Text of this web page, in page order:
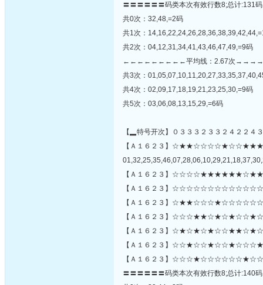
〓〓〓〓〓〓码类本次有效行数8;总计:131
共0次：32,48,=2码
共1次：
共2次：04,12,31,34,41,43,46,47,49,=9码
←←←←←←←←←平均线：2.67次
共3次：
共4次：02,09,17,18,19,21,23,25,30,=9码
共5次：03,06,08,13,15,29,=6码
【▂特号开次】０３３３２３３２４２２４
【Ａ１６２３】
【Ａ１６２３】
【Ａ１６２３】
【Ａ１６２３】
【Ａ１６２３】
【Ａ１６２３】
【Ａ１６２３】
【Ａ１６２３】
〓〓〓〓〓〓码类本次有效行数8;总计:140